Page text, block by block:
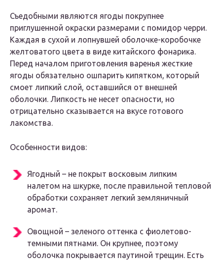
Съедобными являются ягоды покрупнее
приглушенной окраски размерами с помидор черри.
Каждая в сухой и лопнувшей оболочке-коробочке
желтоватого цвета в виде китайского фонарика.
Перед началом приготовления варенья жесткие
ягоды обязательно ошпарить кипятком, который
смоет липкий слой, оставшийся от внешней
оболочки. Липкость не несет опасности, но
отрицательно сказывается на вкусе готового
лакомства.
Особенности видов:
Ягодный – не покрыт восковым липким
налетом на шкурке, после правильной тепловой
обработки сохраняет легкий земляничный
аромат.
Овощной – зеленого оттенка с фиолетово-
темными пятнами. Он крупнее, поэтому
оболочка покрывается паутиной трещин. Есть